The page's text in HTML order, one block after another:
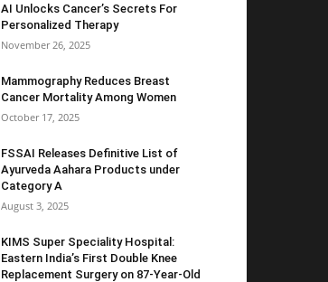
AI Unlocks Cancer’s Secrets For
Personalized Therapy
November 26, 2025
Mammography Reduces Breast
Cancer Mortality Among Women
October 17, 2025
FSSAI Releases Definitive List of
Ayurveda Aahara Products under
Category A
August 3, 2025
KIMS Super Speciality Hospital:
Eastern India’s First Double Knee
Replacement Surgery on 87-Year-Old